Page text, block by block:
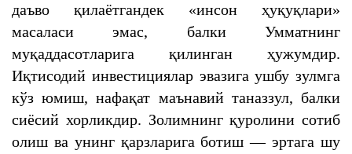
даъво қилаётгандек «инсон ҳуқуқлари»
масаласи эмас, балки Умматнинг
муқаддасотларига қилинган ҳужумдир.
Иқтисодий инвестициялар эвазига ушбу зулмга
кўз юмиш, нафақат маънавий таназзул, балки
сиёсий хорликдир. Золимнинг қуролини сотиб
олиш ва унинг қарзларига ботиш — эртага шу